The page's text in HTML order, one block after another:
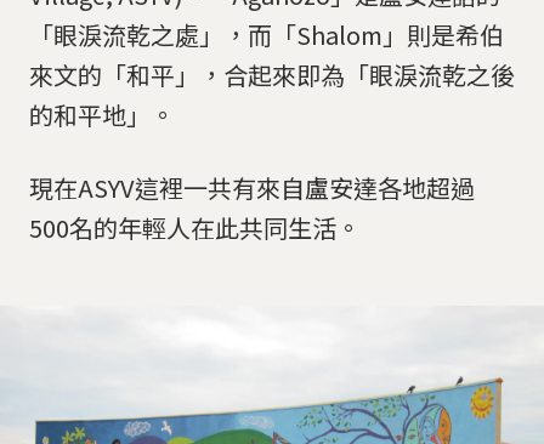
「眼淚流乾之處」，而「Shalom」則是希伯
來文的「和平」，合起來即為「眼淚流乾之後
的和平地」。
現在ASYV這裡一共有來自盧安達各地超過
500名的年輕人在此共同生活。